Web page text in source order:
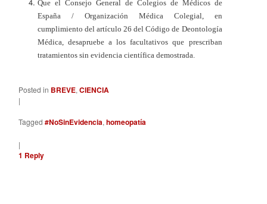
Que el Consejo General de Colegios de Médicos de
España / Organización Médica Colegial, en
cumplimiento del artículo 26 del Código de Deontología
Médica, desapruebe a los facultativos que prescriban
tratamientos sin evidencia científica demostrada.
Posted in BREVE, CIENCIA
|
Tagged #NoSinEvidencia, homeopatía
|
1 Reply